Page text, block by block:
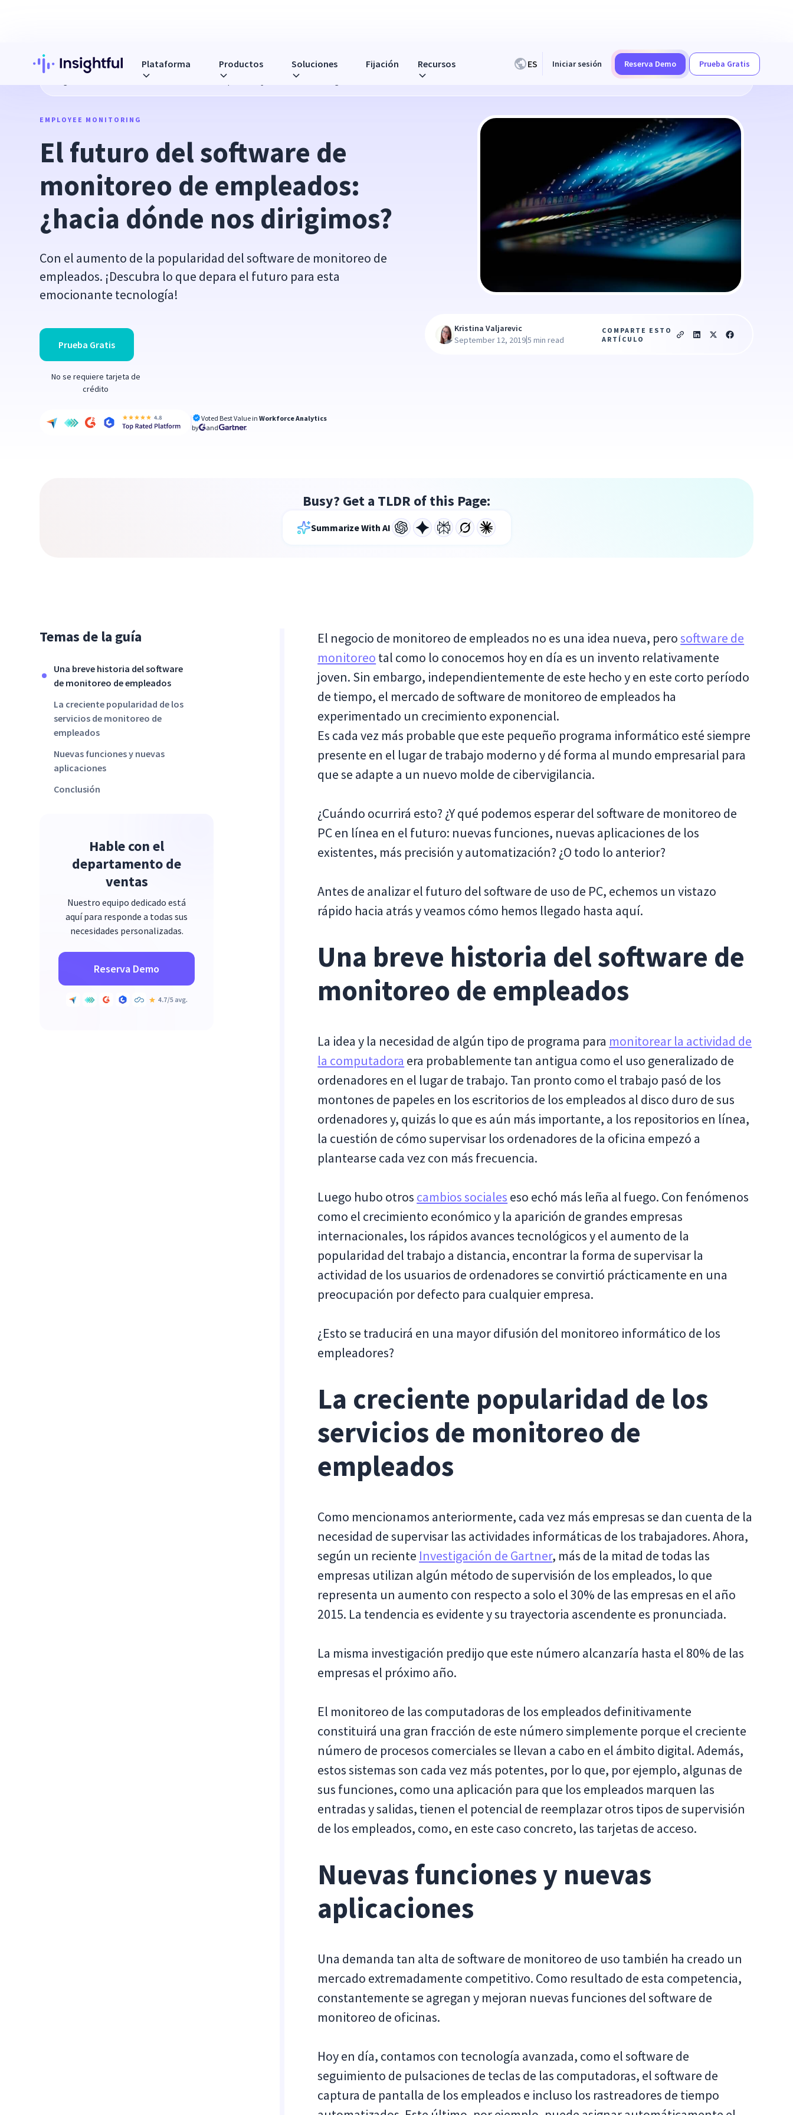
Plataforma Productos Soluciones Fijación Recursos ES Iniciar sesión Reserva Demo
Prueba Gratis
El futuro del software de monitoreo de empleados: ¿hacia dónde nos dirigimos?
EMPLOYEE MONITORING
El futuro del software de
monitoreo de empleados:
¿hacia dónde nos dirigimos?
Con el aumento de la popularidad del software de monitoreo de
empleados. ¡Descubra lo que depara el futuro para esta
emocionante tecnología!
Prueba Gratis
No se requiere tarjeta de
crédito
Voted Best Value inWorkforce Analytics
by
and
Kristina Valjarevic
September 12, 2019|5 min read
COMPARTE ESTO
ARTÍCULO
Busy? Get a TLDR of this Page:
Summarize With AI
Temas de la guía
Una breve historia del software
de monitoreo de empleados
La creciente popularidad de los
servicios de monitoreo de
empleados
Nuevas funciones y nuevas
aplicaciones
Conclusión
Hable con el
departamento de
ventas
Nuestro equipo dedicado está
aquí para responde a todas sus
necesidades personalizadas.
Reserva Demo
El negocio de monitoreo de empleados no es una idea nueva, perosoftware de
monitoreo tal como lo conocemos hoy en día es un invento relativamente
joven. Sin embargo, independientemente de este hecho y en este corto período
de tiempo, el mercado de software de monitoreo de empleados ha
experimentado un crecimiento exponencial.
Es cada vez más probable que este pequeño programa informático esté siempre
presente en el lugar de trabajo moderno y dé forma al mundo empresarial para
que se adapte a un nuevo molde de cibervigilancia.
¿Cuándo ocurrirá esto? ¿Y qué podemos esperar del software de monitoreo de
PC en línea en el futuro: nuevas funciones, nuevas aplicaciones de los
existentes, más precisión y automatización? ¿O todo lo anterior?
Antes de analizar el futuro del software de uso de PC, echemos un vistazo
rápido hacia atrás y veamos cómo hemos llegado hasta aquí.
Una breve historia del software de
monitoreo de empleados
La idea y la necesidad de algún tipo de programa para monitorear la actividad de
la computadora era probablemente tan antigua como el uso generalizado de
ordenadores en el lugar de trabajo. Tan pronto como el trabajo pasó de los
montones de papeles en los escritorios de los empleados al disco duro de sus
ordenadores y, quizás lo que es aún más importante, a los repositorios en línea,
la cuestión de cómo supervisar los ordenadores de la oficina empezó a
plantearse cada vez con más frecuencia.
Luego hubo otros cambios sociales eso echó más leña al fuego. Con fenómenos
como el crecimiento económico y la aparición de grandes empresas
internacionales, los rápidos avances tecnológicos y el aumento de la
popularidad del trabajo a distancia, encontrar la forma de supervisar la
actividad de los usuarios de ordenadores se convirtió prácticamente en una
preocupación por defecto para cualquier empresa.
¿Esto se traducirá en una mayor difusión del monitoreo informático de los
empleadores?
La creciente popularidad de los
servicios de monitoreo de
empleados
Como mencionamos anteriormente, cada vez más empresas se dan cuenta de la
necesidad de supervisar las actividades informáticas de los trabajadores. Ahora,
según un reciente Investigación de Gartner, más de la mitad de todas las
empresas utilizan algún método de supervisión de los empleados, lo que
representa un aumento con respecto a solo el 30% de las empresas en el año
2015. La tendencia es evidente y su trayectoria ascendente es pronunciada.
La misma investigación predijo que este número alcanzaría hasta el 80% de las
empresas el próximo año.
El monitoreo de las computadoras de los empleados definitivamente
constituirá una gran fracción de este número simplemente porque el creciente
número de procesos comerciales se llevan a cabo en el ámbito digital. Además,
estos sistemas son cada vez más potentes, por lo que, por ejemplo, algunas de
sus funciones, como una aplicación para que los empleados marquen las
entradas y salidas, tienen el potencial de reemplazar otros tipos de supervisión
de los empleados, como, en este caso concreto, las tarjetas de acceso.
Nuevas funciones y nuevas
aplicaciones
Una demanda tan alta de software de monitoreo de uso también ha creado un
mercado extremadamente competitivo. Como resultado de esta competencia,
constantemente se agregan y mejoran nuevas funciones del software de
monitoreo de oficinas.
Hoy en día, contamos con tecnología avanzada, como el software de
seguimiento de pulsaciones de teclas de las computadoras, el software de
captura de pantalla de los empleados e incluso los rastreadores de tiempo